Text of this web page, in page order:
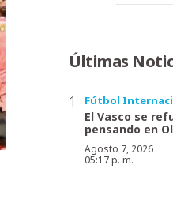
Últimas
Fútbol
El Vasco se
pensando en
Agosto 7, 2026
05:17 p. m.